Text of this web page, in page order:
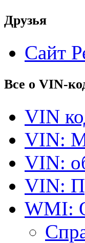
Друзья
Сайт
Все о VIN-
VIN
VIN:
VIN:
VIN:
WMI: